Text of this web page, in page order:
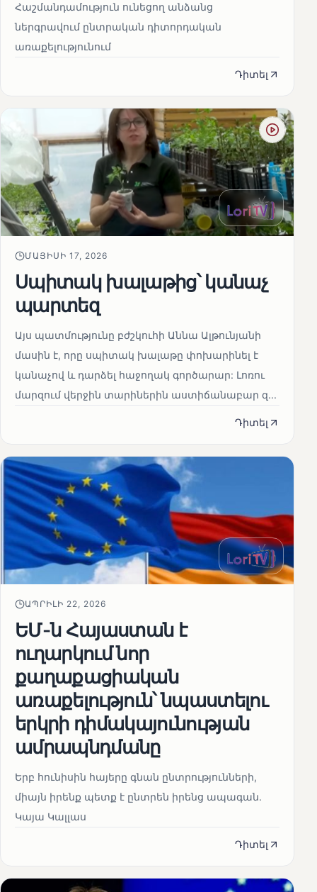
Հաշմանդամություն ունեցող անձանց
ներգրավում ընտրական դիտորդական
առաքելությունում
Դիտել
ՄԱՅԻՍԻ 17, 2026
Սպիտակ խալաթից՝ կանաչ
պարտեզ
Այս պատմությունը բժշկուհի Աննա Ալթունյանի
մասին է, որը սպիտակ խալաթը փոխարինել է
կանաչով և դարձել հաջողակ գործարար: Լոռու
մարզում վերջին տարիներին աստիճանաբար զ...
Դիտել
ԱՊՐԻԼԻ 22, 2026
ԵՄ-ն Հայաստան է
ուղարկում նոր
քաղաքացիական
առաքելություն՝ նպաստելու
երկրի դիմակայունության
ամրապնդմանը
Երբ հունիսին հայերը գնան ընտրությունների,
միայն իրենք պետք է ընտրեն իրենց ապագան.
Կայա Կալլաս
Դիտել